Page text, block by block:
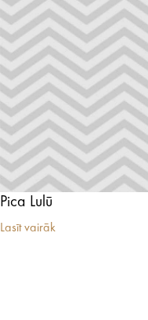
Pica Lulū
Lasīt vairāk